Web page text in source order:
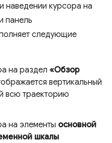
наведении курсора на
панель
следующие
на раздел «Обзор
вертикальный
всю траекторию
на элементы основной
шкалы